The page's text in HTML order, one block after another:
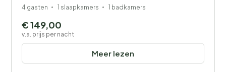
4 gasten 1 slaapkamers 1 badkamers
Meer lezen
€ 149,00
v.a. prijs per nacht